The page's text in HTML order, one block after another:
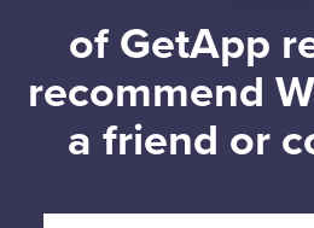
of GetApp
recommend
a friend or